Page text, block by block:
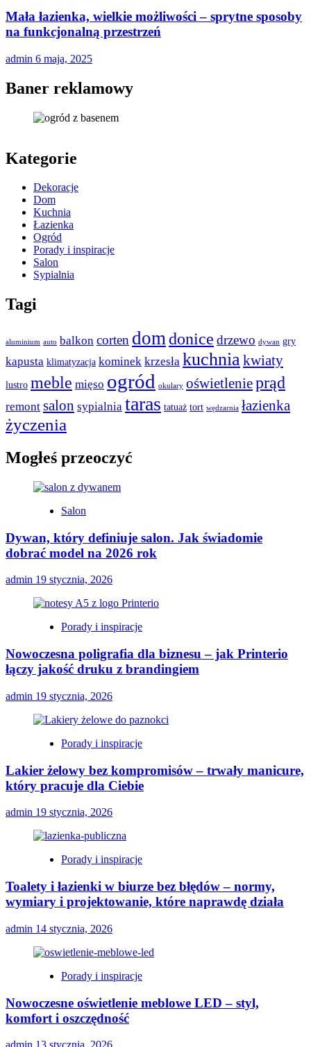
Mała łazienka, wielkie możliwości – sprytne sposoby
na funkcjonalną przestrzeń
admin 6 maja, 2025
Baner reklamowy
Kategorie
Dekoracje
Dom
Kuchnia
Łazienka
Ogród
Porady i inspiracje
Salon
Sypialnia
Tagi
aluminium auto balkon corten domdonice drzewo dywan gry
kapusta klimatyzacja kominek krzesła kuchniakwiaty
lustro meble mięso ogród okulary oświetlenieprąd
remont salon sypialnia taras tatuaż tort wędzarnia łazienka
życzenia
Mogłeś przeoczyć
Salon
Dywan, który definiuje salon. Jak świadomie
dobrać model na 2026 rok
admin 19 stycznia, 2026
Porady i inspiracje
Nowoczesna poligrafia dla biznesu – jak Printerio
łączy jakość druku z brandingiem
admin 19 stycznia, 2026
Porady i inspiracje
Lakier żelowy bez kompromisów – trwały manicure,
który pracuje dla Ciebie
admin 19 stycznia, 2026
Porady i inspiracje
Toalety i łazienki w biurze bez błędów – normy,
wymiary i projektowanie, które naprawdę działa
admin 14 stycznia, 2026
Porady i inspiracje
Nowoczesne oświetlenie meblowe LED – styl,
komfort i oszczędność